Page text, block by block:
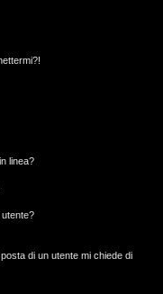
linea?
utente?
di un utente mi chiede di